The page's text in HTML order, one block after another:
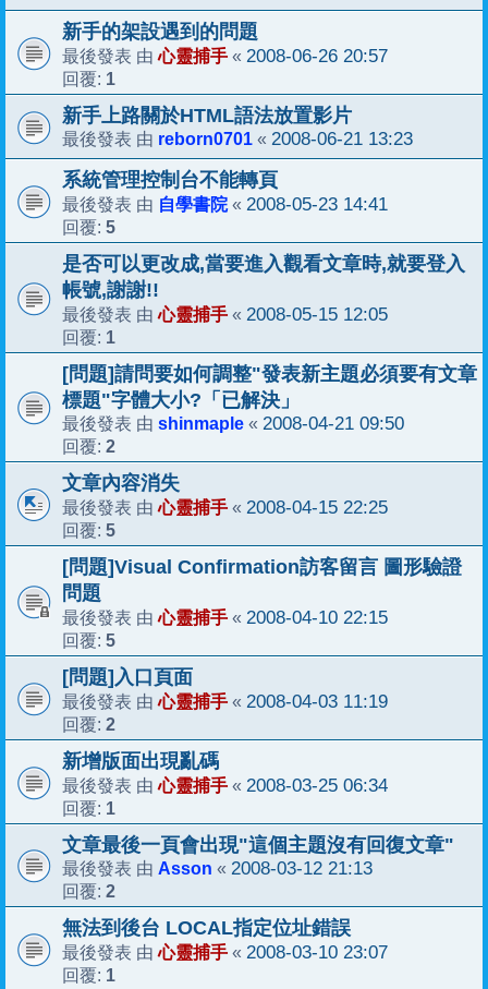
新手的架設遇到的問題
最後發表 由心靈捕手 « 2008-06-26 20:57
回覆: 1
新手上路關於HTML語法放置影片
最後發表 由 reborn0701 « 2008-06-21 13:23
系統管理控制台不能轉頁
最後發表 由 自學書院« 2008-05-23 14:41
回覆: 5
是否可以更改成,當要進入觀看文章時,就要登入
帳號,謝謝!!
最後發表 由心靈捕手 « 2008-05-15 12:05
回覆: 1
[問題]請問要如何調整"發表新主題必須要有文章
標題"字體大小?「已解決」
最後發表 由 shinmaple « 2008-04-21 09:50
回覆: 2
文章內容消失
最後發表 由心靈捕手 « 2008-04-15 22:25
回覆: 5
[問題]Visual Confirmation訪客留言 圖形驗證
問題
最後發表 由心靈捕手 « 2008-04-10 22:15
回覆: 5
[問題]入口頁面
最後發表 由心靈捕手 « 2008-04-03 11:19
回覆: 2
新增版面出現亂碼
最後發表 由心靈捕手 « 2008-03-25 06:34
回覆: 1
文章最後一頁會出現"這個主題沒有回復文章"
最後發表 由 Asson « 2008-03-12 21:13
回覆: 2
無法到後台 LOCAL指定位址錯誤
最後發表 由心靈捕手 « 2008-03-10 23:07
回覆: 1